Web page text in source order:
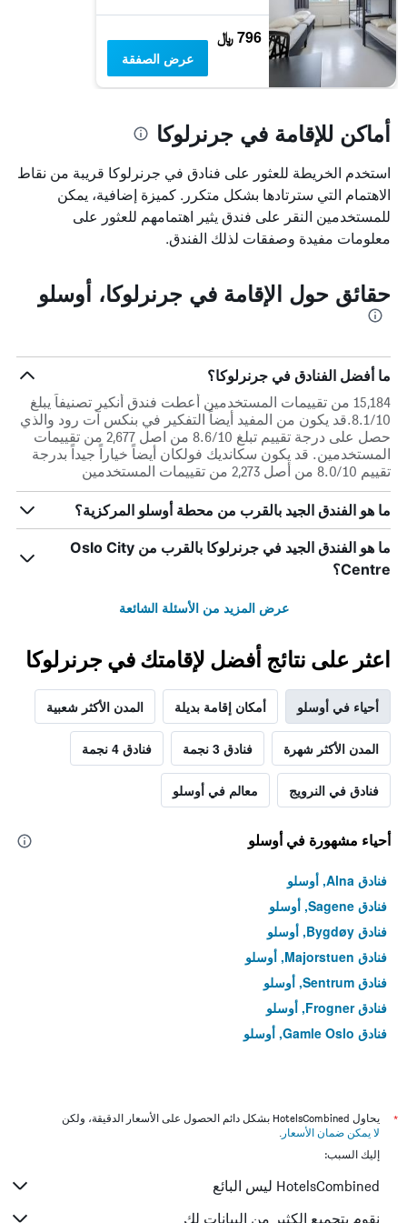
796 ﷼
عرض الصفقة
أماكن للإقامة في جرنرلوكا
استخدم الخريطة للعثور على فنادق في جرنرلوكا قريبة من نقاط
الاهتمام التي سترتادها بشكل متكرر. كميزة إضافية، يمكن
للمستخدمين النقر على فندق يثير اهتمامهم للعثور على
معلومات مفيدة وصفقات لذلك الفندق.
حقائق حول الإقامة في جرنرلوكا، أوسلو
ما أفضل الفنادق في جرنرلوكا؟
15,184 من تقييمات المستخدمين أعطت فندق أنكير تصنيفاً يبلغ
8.1/10.قد يكون من المفيد أيضاً التفكير في بنكس آت رود والذي
حصل على درجة تقييم تبلغ 8.6/10 من اصل 2,677 من تقييمات
المستخدمين. قد يكون سكانديك فولكان أيضاً خياراً جيداً بدرجة
تقييم 8.0/10 من أصل 2,273 من تقييمات المستخدمين
ما هو الفندق الجيد بالقرب من محطة أوسلو المركزية؟
ما هو الفندق الجيد في جرنرلوكا بالقرب من Oslo City
Centre؟
عرض المزيد من الأسئلة الشائعة
اعثر على نتائج أفضل لإقامتك في جرنرلوكا
أحياء في أوسلو أمكان إقامة بديلة المدن الأكثر شعبية
المدن الأكثر شهرة فنادق 3 نجمة فنادق 4 نجمة
فنادق في النرويج معالم في أوسلو
أحياء مشهورة في أوسلو
فنادق Alna, أوسلو
فنادق Sagene, أوسلو
فنادق Bygdøy, أوسلو
فنادق Majorstuen, أوسلو
فنادق Sentrum, أوسلو
فنادق Frogner, أوسلو
فنادق Gamle Oslo, أوسلو
*
يحاول HotelsCombined بشكل دائم الحصول على الأسعار الدقيقة، ولكن
لا يمكن ضمان الأسعار .
إليك السبب:
HotelsCombined ليس البائع
نقوم بتجميع الكثير من البيانات لك